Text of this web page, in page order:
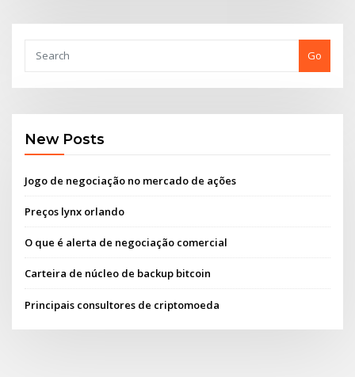
Go
New Posts
Jogo de negociação no mercado de ações
Preços lynx orlando
O que é alerta de negociação comercial
Carteira de núcleo de backup bitcoin
Principais consultores de criptomoeda